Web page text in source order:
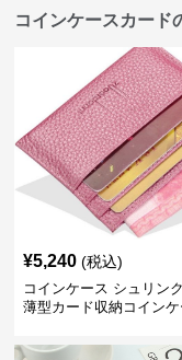
コインケースカード
¥5,240 (税込)
コインケース シュリン
薄型カード収納コインケ